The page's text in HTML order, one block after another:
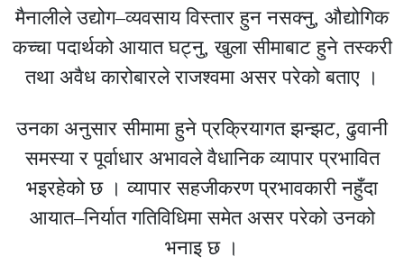
मैनालीले उद्योग–व्यवसाय विस्तार हुन नसक्नु, औद्योगिक
कच्चा पदार्थको आयात घट्नु, खुला सीमाबाट हुने तस्करी
तथा अवैध कारोबारले राजश्वमा असर परेको बताए ।
उनका अनुसार सीमामा हुने प्रक्रियागत झन्झट, ढुवानी
समस्या र पूर्वाधार अभावले वैधानिक व्यापार प्रभावित
भइरहेको छ । व्यापार सहजीकरण प्रभावकारी नहुँदा
आयात–निर्यात गतिविधिमा समेत असर परेको उनको
भनाइ छ ।